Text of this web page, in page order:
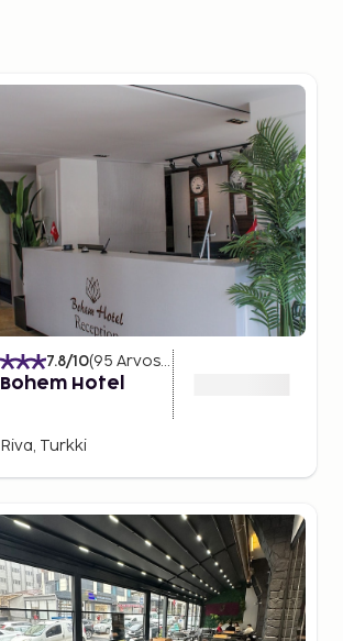
7.8/10(95 Arvostelut
Bohem Hotel
Riva, Turkki